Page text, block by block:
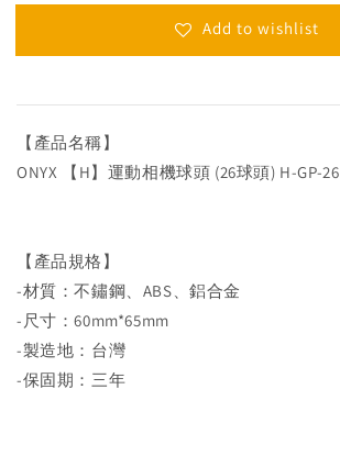
Add to wishlist
【產品名稱】
ONYX 【H】運動相機球頭 (26球頭) H-GP-26
【產品規格】
-材質：不鏽鋼、ABS、鋁合金
-尺寸：60mm*65mm
-製造地：台灣
-保固期：三年